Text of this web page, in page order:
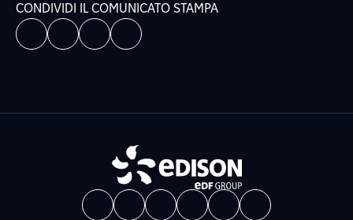
CONDIVIDI IL COMUNICATO STAMPA